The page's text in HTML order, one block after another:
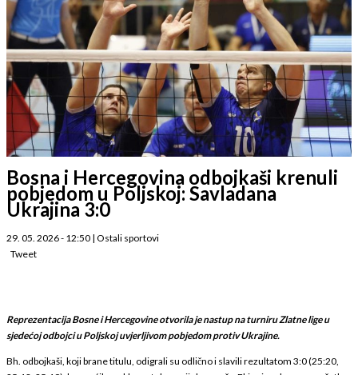
Bosna i Hercegovina odbojkaši krenuli
pobjedom u Poljskoj: Savladana
Ukrajina 3:0
29. 05. 2026 - 12:50 | Ostali sportovi
Tweet
Reprezentacija Bosne i Hercegovine otvorila je nastup na turniru Zlatne lige u
sjedećoj odbojci u Poljskoj uvjerljivom pobjedom protiv Ukrajine.
Bh. odbojkaši, koji brane titulu, odigrali su odlično i slavili rezultatom 3:0 (25:20,